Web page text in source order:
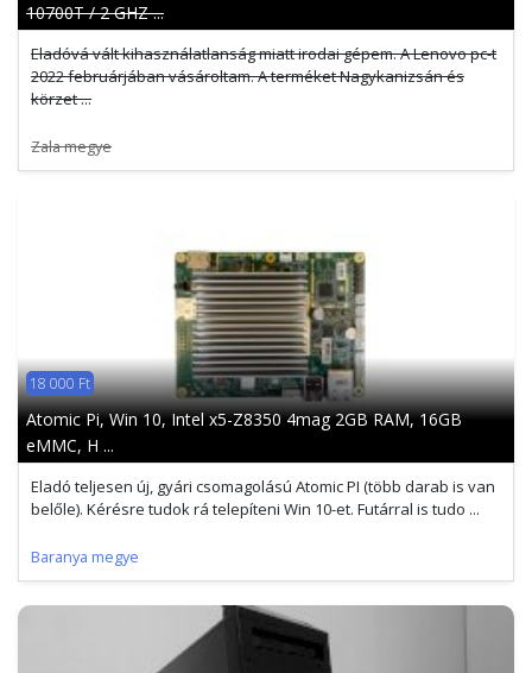
10700T / 2 GHZ ...
Eladóvá vált kihasználatlanság miatt irodai gépem. A Lenovo pc-t
2022 februárjában vásároltam. A terméket Nagykanizsán és
körzet ...
Zala megye
18 000 Ft
Atomic Pi, Win 10, Intel x5-Z8350 4mag 2GB RAM, 16GB
eMMC, H ...
Eladó teljesen új, gyári csomagolású Atomic PI (több darab is van
belőle). Kérésre tudok rá telepíteni Win 10-et. Futárral is tudo ...
Baranya megye